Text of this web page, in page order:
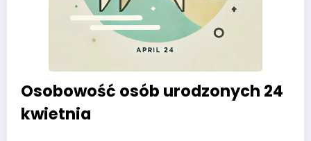
Osobowość osób urodzonych 24
kwietnia